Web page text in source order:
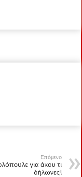
Επόμενο
για άκου τι
δήλωνες!